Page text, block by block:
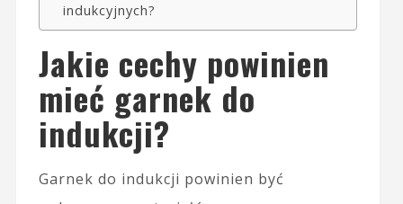
indukcyjnych?
Jakie cechy powinien
mieć garnek do
indukcji?
Garnek do indukcji powinien być